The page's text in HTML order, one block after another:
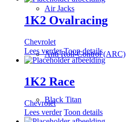
Air Jacks
Anti Roll-Control (ARC)
Black Titan
1K2 Ovalracing
Chevrolet
Lees verder Toon details
1K2 Race
Chevrolet
Lees verder Toon details